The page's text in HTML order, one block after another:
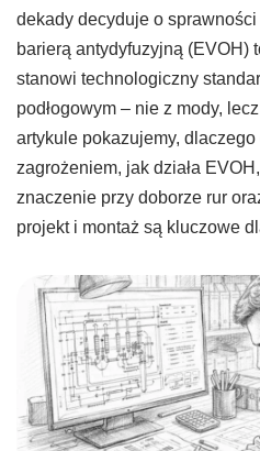
dekady decyduje o sprawności
barierą antydyfuzyjną (EVOH)
stanowi technologiczny
podłogowym – nie z mody,
artykule pokazujemy,
zagrożeniem, jak działa
znaczenie przy doborze rur
projekt i montaż są kluczowe